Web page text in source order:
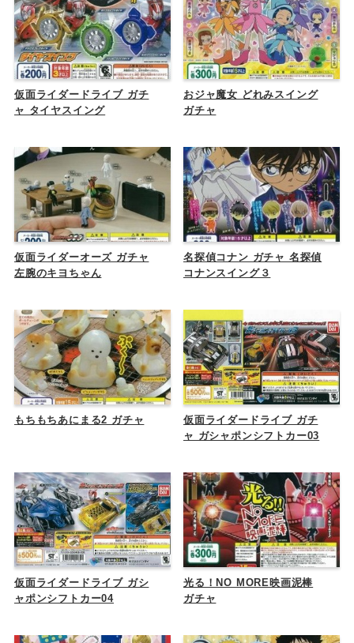
仮面ライダードライブ ガチ
ャ タイヤスイング
おジャ魔女 どれみスイング
ガチャ
仮面ライダーオーズ ガチャ
左腕のキヨちゃん
名探偵コナン ガチャ 名探偵
コナンスイング３
もちもちあにまる2 ガチャ
仮面ライダードライブ ガチ
ャ ガシャポンシフトカー03
仮面ライダードライブ ガシ
ャポンシフトカー04
光る！NO MORE映画泥棒
ガチャ